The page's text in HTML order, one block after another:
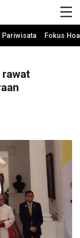
Pariwisata Fokus